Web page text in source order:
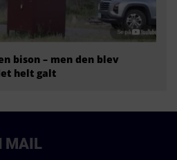
bison – men den blev
helt galt
MAIL